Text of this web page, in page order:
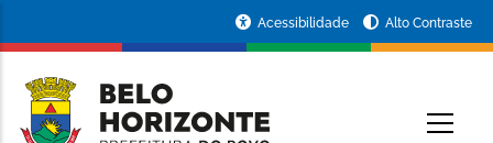
conteúdo
principal
da
Prefeitura
Acessibilidade Alto Contraste